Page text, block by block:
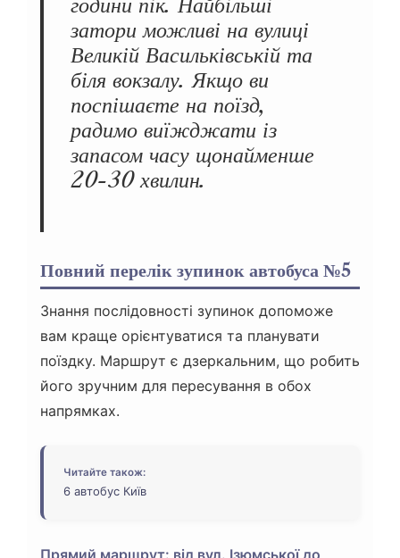
затори можливі на вулиці
Великій Васильківській та
біля вокзалу. Якщо ви
поспішаєте на поїзд,
радимо виїжджати із
запасом часу щонайменше
20-30 хвилин.
Повний перелік зупинок автобуса №5
Знання послідовності зупинок допоможе
вам краще орієнтуватися та планувати
поїздку. Маршрут є дзеркальним, що робить
його зручним для пересування в обох
напрямках.
Читайте також:
6 автобус Київ